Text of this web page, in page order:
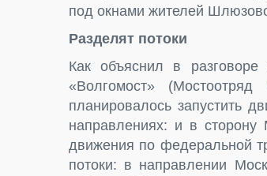
под окнами жителей
Разделят потоки
Как объяснил в
«Волгомост»
планировалось запустить
направлениях: и в
движения по федеральной
потоки: в направлении